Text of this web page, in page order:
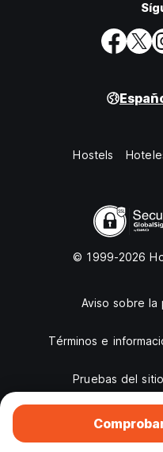
Hostels
© 1999-2026
Aviso sobre
Términos e
Pruebas del